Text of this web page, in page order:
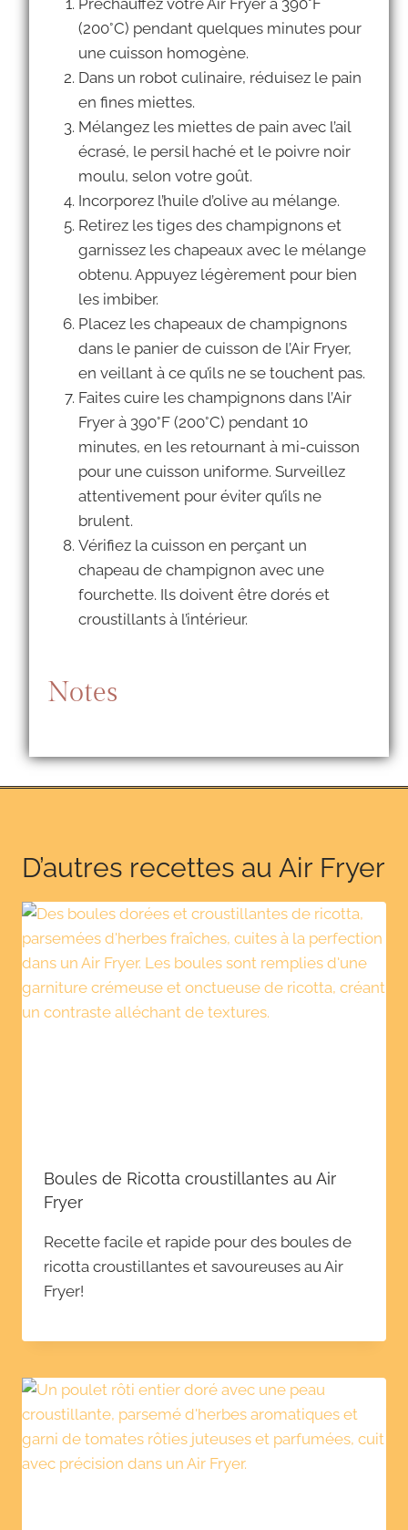
Préchauffez votre Air Fryer à 390°F
(200°C) pendant quelques minutes pour
une cuisson homogène.
Dans un robot culinaire, réduisez le pain
en fines miettes.
Mélangez les miettes de pain avec l’ail
écrasé, le persil haché et le poivre noir
moulu, selon votre goût.
Incorporez l’huile d’olive au mélange.
Retirez les tiges des champignons et
garnissez les chapeaux avec le mélange
obtenu. Appuyez légèrement pour bien
les imbiber.
Placez les chapeaux de champignons
dans le panier de cuisson de l’Air Fryer,
en veillant à ce qu’ils ne se touchent pas.
Faites cuire les champignons dans l’Air
Fryer à 390°F (200°C) pendant 10
minutes, en les retournant à mi-cuisson
pour une cuisson uniforme. Surveillez
attentivement pour éviter qu’ils ne
brulent.
Vérifiez la cuisson en perçant un
chapeau de champignon avec une
fourchette. Ils doivent être dorés et
croustillants à l’intérieur.
Notes
D’autres recettes au Air Fryer
Boules de Ricotta croustillantes au Air
Fryer
Recette facile et rapide pour des boules de
ricotta croustillantes et savoureuses au Air
Fryer!